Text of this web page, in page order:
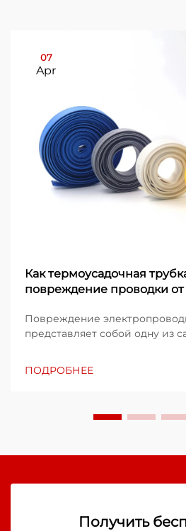
07
Apr
Как термоусадочная
повреждение проводки от
Повреждение
представляет собой одну из
строительные проекты и
проводов, в узлах
ПОДРОБНЕЕ
Получить